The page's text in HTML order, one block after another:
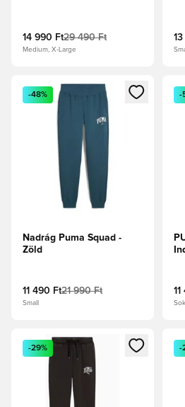
14 990 Ft29 490 Ft
Medium, X-Large
Megnyit egy modált a
-48%
Nadrág Puma Squad -
Zöld
11 490 Ft21 990 Ft
Small
-
Megnyit egy modált a
-29% -